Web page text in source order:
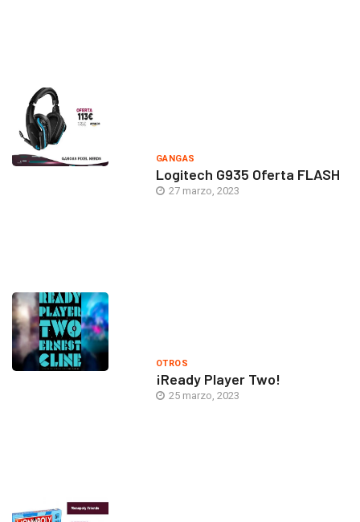
GANGAS
Logitech G935 Oferta FLASH
27 marzo, 2023
OTROS
¡Ready Player Two!
25 marzo, 2023